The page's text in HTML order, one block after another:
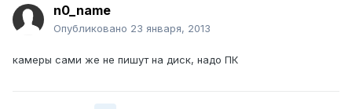
n0_name
Опубликовано 23 января, 2013
камеры сами же не пишут на диск, надо ПК